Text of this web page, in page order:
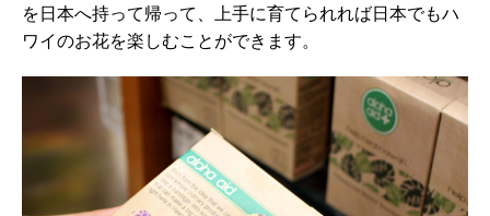
を日本へ持って帰って、上手に育てられれば日本でもハ
ワイのお花を楽しむことができます。